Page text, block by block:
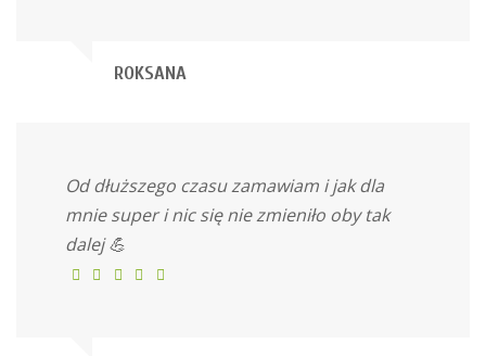
ROKSANA
Od dłuższego czasu zamawiam i jak dla
mnie super i nic się nie zmieniło oby tak
dalej 💪